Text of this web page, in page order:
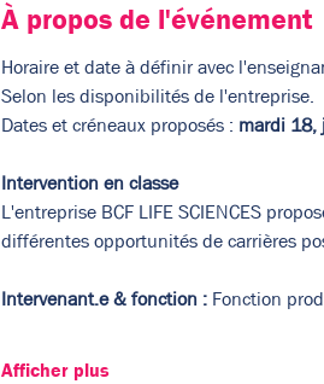
À propos de l'événement
Horaire et date à définir avec
Selon les disponibilités de l'entreprise.
Dates et créneaux proposés : mardi 18,
Intervention en classe
L'entreprise BCF LIFE SCIENCES
différentes opportunités de carrières
Intervenant.e & fonction : Fonction
Afficher plus